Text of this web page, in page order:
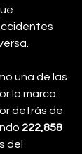
una de las
la marca
detrás de
222,858
del